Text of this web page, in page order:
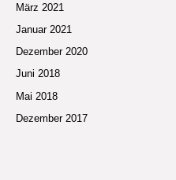
März 2021
Januar 2021
Dezember 2020
Juni 2018
Mai 2018
Dezember 2017